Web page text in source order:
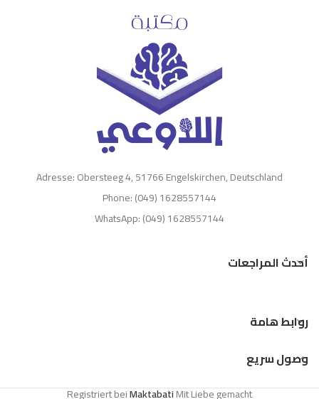
Adresse: Obersteeg 4, 51766 Engelskirchen, Deutschland
Phone: (049) 1628557144
WhatsApp: (049) 1628557144
أحدث المراجعات
روابط هامة
وصول سريع
Registriert beiMaktabatiMit Liebe gemacht